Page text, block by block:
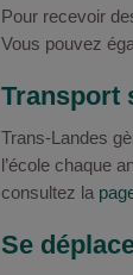
Pour recevoir
Vous pouvez
Transport
Trans-Landes
l’école chaque
consultez la
Se